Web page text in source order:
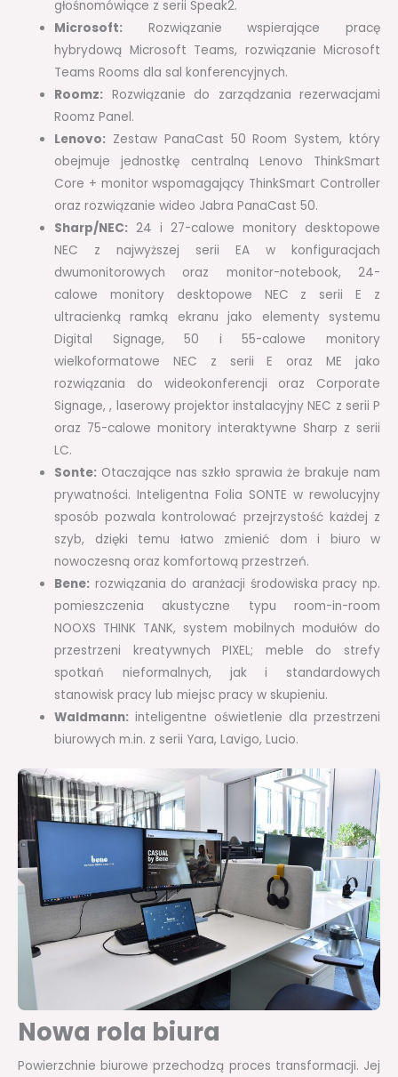
głośnomówiące z serii Speak2.
Microsoft: Rozwiązanie wspierające pracę
hybrydową Microsoft Teams, rozwiązanie Microsoft
Teams Rooms dla sal konferencyjnych.
Roomz: Rozwiązanie do zarządzania rezerwacjami
Roomz Panel.
Lenovo: Zestaw PanaCast 50 Room System, który
obejmuje jednostkę centralną Lenovo ThinkSmart
Core + monitor wspomagający ThinkSmart Controller
oraz rozwiązanie wideo Jabra PanaCast 50.
Sharp/NEC: 24 i 27-calowe monitory desktopowe
NEC z najwyższej serii EA w konfiguracjach
dwumonitorowych oraz monitor-notebook, 24-
calowe monitory desktopowe NEC z serii E z
ultracienką ramką ekranu jako elementy systemu
Digital Signage, 50 i 55-calowe monitory
wielkoformatowe NEC z serii E oraz ME jako
rozwiązania do wideokonferencji oraz Corporate
Signage, , laserowy projektor instalacyjny NEC z serii P
oraz 75-calowe monitory interaktywne Sharp z serii
LC.
Sonte: Otaczające nas szkło sprawia że brakuje nam
prywatności. Inteligentna Folia SONTE w rewolucyjny
sposób pozwala kontrolować przejrzystość każdej z
szyb, dzięki temu łatwo zmienić dom i biuro w
nowoczesną oraz komfortową przestrzeń.
Bene: rozwiązania do aranżacji środowiska pracy np.
pomieszczenia akustyczne typu room-in-room
NOOXS THINK TANK, system mobilnych modułów do
przestrzeni kreatywnych PIXEL; meble do strefy
spotkań nieformalnych, jak i standardowych
stanowisk pracy lub miejsc pracy w skupieniu.
Waldmann: inteligentne oświetlenie dla przestrzeni
biurowych m.in. z serii Yara, Lavigo, Lucio.
Nowa rola biura
Powierzchnie biurowe przechodzą proces transformacji. Jej